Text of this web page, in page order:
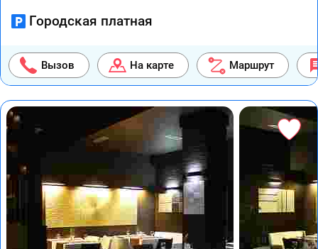
Городская платная
Вызов На карте Маршрут